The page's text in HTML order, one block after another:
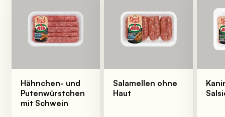
Hähnchen- und
Putenwürstchen
mit Schwein
Salamellen ohne
Haut